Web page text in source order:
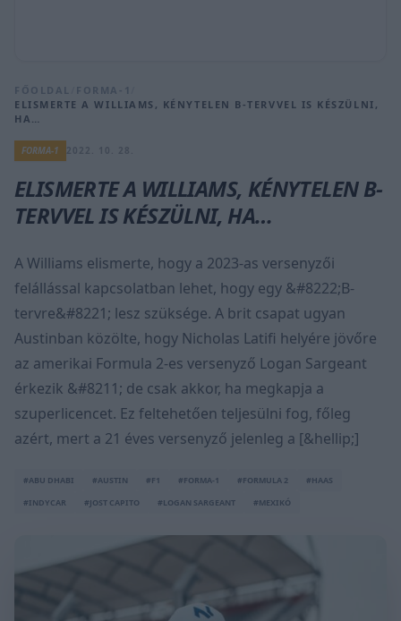
FŐOLDAL FORMA-1
ELISMERTE A WILLIAMS, KÉNYTELEN B-TERVVEL IS KÉSZÜLNI,
HA…
FORMA-1
ELISMERTE A WILLIAMS, KÉNYTELEN B-
TERVVEL IS KÉSZÜLNI, HA…
A Williams elismerte, hogy a 2023-as versenyzői
felállással kapcsolatban lehet, hogy egy &#8222;B-
tervre&#8221; lesz szüksége. A brit csapat ugyan
Austinban közölte, hogy Nicholas Latifi helyére jövőre
az amerikai Formula 2-es versenyző Logan Sargeant
érkezik &#8211; de csak akkor, ha megkapja a
szuperlicencet. Ez feltehetően teljesülni fog, főleg
azért, mert a 21 éves versenyző jelenleg a [&hellip;]
#ABU DHABI #AUSTIN #F1 #FORMA-1 #FORMULA 2
#HAAS
#INDYCAR
#JOST CAPITO #LOGAN SARGEANT #MEXIKÓ